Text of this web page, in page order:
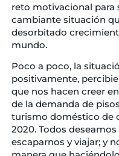
reto motivacional para
cambiante situación
desorbitado
mundo.
Poco a poco, la
positivamente,
que nos hacen creer
de la demanda de
turismo doméstico de
2020. Todos
escaparnos y viajar; y